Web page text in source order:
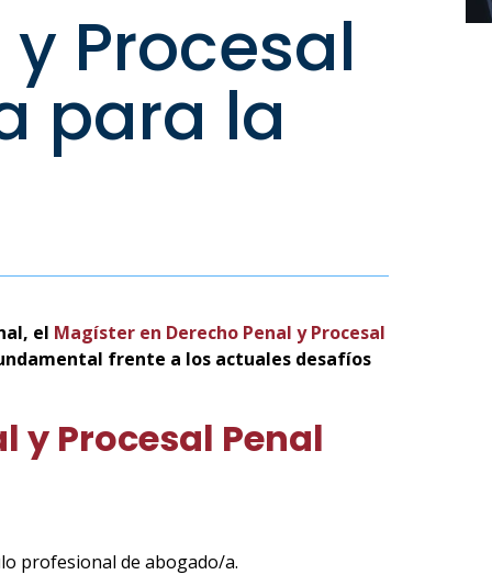
Procesal
para la
el Magíster en Derecho Penal y Procesal
frente a los actuales desafíos
y Procesal Penal
profesional de abogado/a.